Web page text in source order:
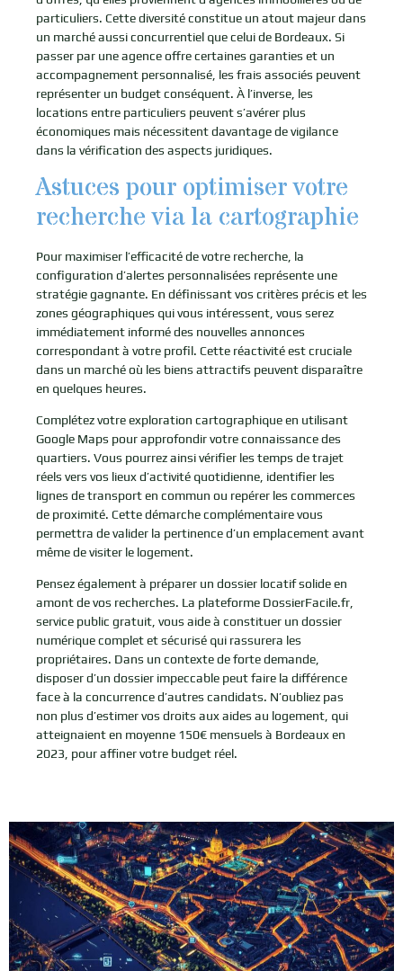
particuliers. Cette diversité constitue un atout majeur dans
un marché aussi concurrentiel que celui de Bordeaux. Si
passer par une agence offre certaines garanties et un
accompagnement personnalisé, les frais associés peuvent
représenter un budget conséquent. À l’inverse, les
locations entre particuliers peuvent s’avérer plus
économiques mais nécessitent davantage de vigilance
dans la vérification des aspects juridiques.
Astuces pour optimiser votre
recherche via la cartographie
Pour maximiser l’efficacité de votre recherche, la
configuration d’alertes personnalisées représente une
stratégie gagnante. En définissant vos critères précis et les
zones géographiques qui vous intéressent, vous serez
immédiatement informé des nouvelles annonces
correspondant à votre profil. Cette réactivité est cruciale
dans un marché où les biens attractifs peuvent disparaître
en quelques heures.
Complétez votre exploration cartographique en utilisant
Google Maps pour approfondir votre connaissance des
quartiers. Vous pourrez ainsi vérifier les temps de trajet
réels vers vos lieux d’activité quotidienne, identifier les
lignes de transport en commun ou repérer les commerces
de proximité. Cette démarche complémentaire vous
permettra de valider la pertinence d’un emplacement avant
même de visiter le logement.
Pensez également à préparer un dossier locatif solide en
amont de vos recherches. La plateforme DossierFacile.fr,
service public gratuit, vous aide à constituer un dossier
numérique complet et sécurisé qui rassurera les
propriétaires. Dans un contexte de forte demande,
disposer d’un dossier impeccable peut faire la différence
face à la concurrence d’autres candidats. N’oubliez pas
non plus d’estimer vos droits aux aides au logement, qui
atteignaient en moyenne 150€ mensuels à Bordeaux en
2023, pour affiner votre budget réel.